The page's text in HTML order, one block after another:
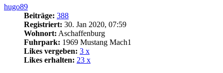
hugo89
Beiträge: 388
Registriert: 30. Jan 2020, 07:59
Wohnort: Aschaffenburg
Fuhrpark: 1969 Mustang Mach1
Likes vergeben: 3 x
Likes erhalten: 23 x